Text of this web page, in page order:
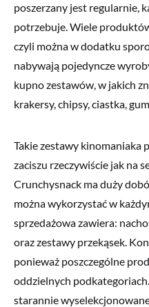
poszerzany jest regularnie,
potrzebuje. Wiele
czyli można w dodatku
nabywają pojedyncze
kupno zestawów, w jakich
krakersy, chipsy, ciastka,
Takie zestawy kinomaniaka
zaciszu rzeczywiście jak na
Crunchysnack ma duży
można wykorzystać w
sprzedażowa zawiera:
oraz zestawy przekąsek.
ponieważ poszczególne
oddzielnych
starannie